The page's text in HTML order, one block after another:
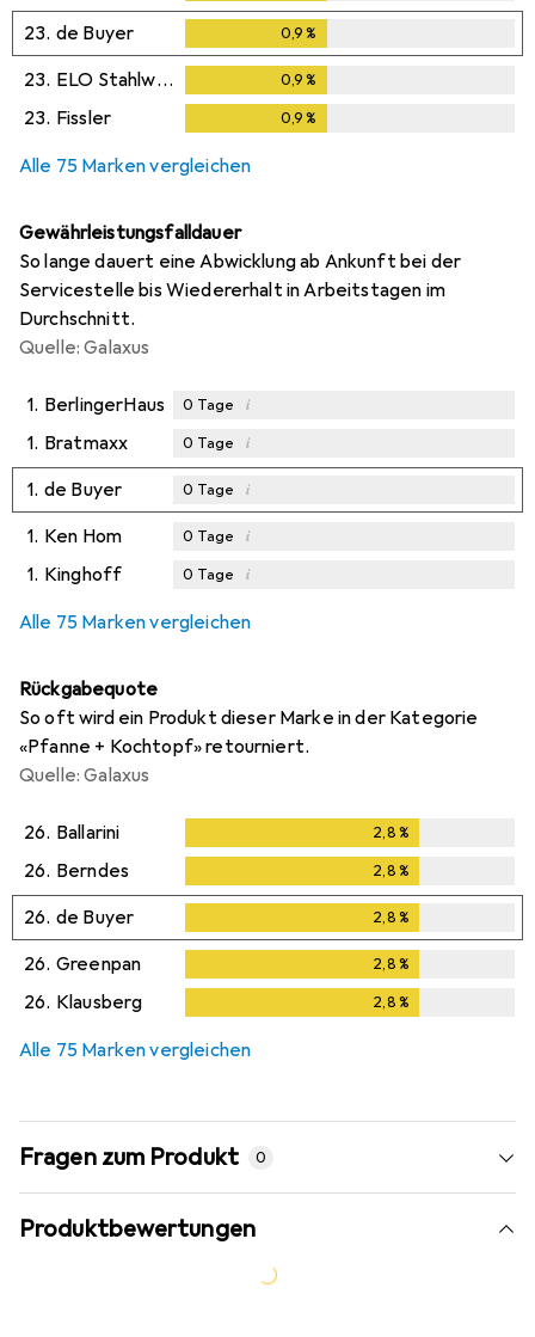
23. de Buyer 0,9%
23. ELO Stahlwaren 0,9%
23. Fissler 0,9%
Alle 75 Marken vergleichen
Gewährleistungsfalldauer
So lange dauert eine Abwicklung ab Ankunft bei der
Servicestelle bis Wiedererhalt in Arbeitstagen im
Durchschnitt.
Quelle: Galaxus
1. BerlingerHaus 0 Tage i
1. Bratmaxx 0 Tage i
1. de Buyer 0 Tage i
1. Ken Hom 0 Tage i
1. Kinghoff 0 Tage i
Alle 75 Marken vergleichen
Rückgabequote
So oft wird ein Produkt dieser Marke in der Kategorie
«Pfanne + Kochtopf» retourniert.
Quelle: Galaxus
26. Ballarini 2,8%
26. Berndes 2,8%
26. de Buyer 2,8%
26. Greenpan 2,8%
26. Klausberg 2,8%
Alle 75 Marken vergleichen
Fragen zum Produkt 0
Produktbewertungen